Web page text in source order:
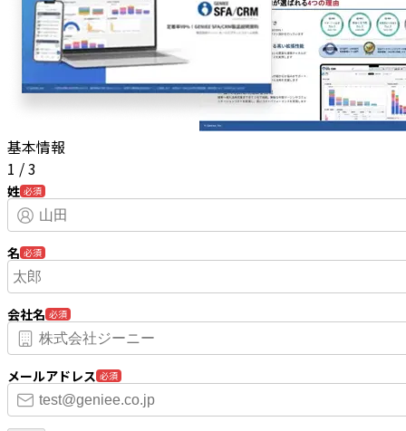
基本情報
1 /3
姓 必須
名 必須
会社名 必須
メールアドレス 必須